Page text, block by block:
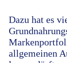
Dazu hat es
allgemeinen